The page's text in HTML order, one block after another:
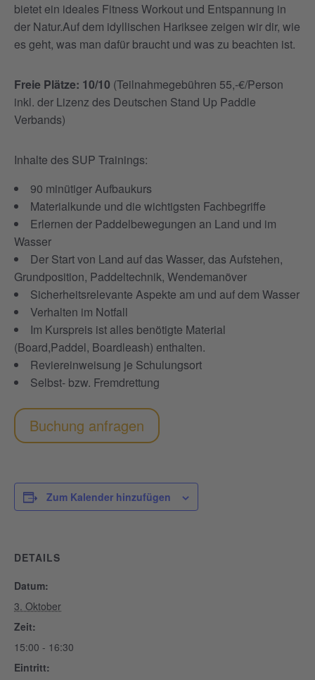
bietet ein ideales Fitness Workout und Entspannung in
der Natur.Auf dem idyllischen Hariksee zeigen wir dir, wie
es geht, was man dafür braucht und was zu beachten ist.
Freie Plätze: 10/10 (Teilnahmegebühren 55,-€/Person
inkl. der Lizenz des Deutschen Stand Up Paddle
Verbands)
Inhalte des SUP Trainings:
90 minütiger Aufbaukurs
Materialkunde und die wichtigsten Fachbegriffe
Erlernen der Paddelbewegungen an Land und im
Wasser
Der Start von Land auf das Wasser, das Aufstehen,
Grundposition, Paddeltechnik, Wendemanöver
Sicherheitsrelevante Aspekte am und auf dem Wasser
Verhalten im Notfall
Im Kurspreis ist alles benötigte Material
(Board,Paddel, Boardleash) enthalten.
Reviereinweisung je Schulungsort
Selbst- bzw. Fremdrettung
Buchung anfragen
Zum Kalender hinzufügen
DETAILS
Datum:
3. Oktober
Zeit:
15:00 - 16:30
Eintritt: